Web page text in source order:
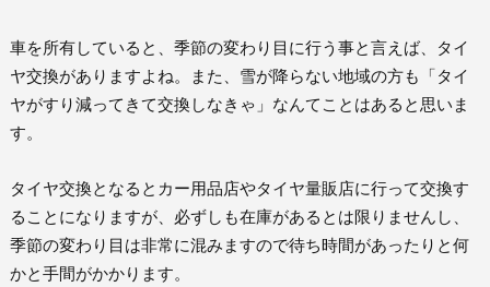
車を所有していると、季節の変わり目に行う事と言えば、タイ
ヤ交換がありますよね。また、雪が降らない地域の方も「タイ
ヤがすり減ってきて交換しなきゃ」なんてことはあると思いま
す。
タイヤ交換となるとカー用品店やタイヤ量販店に行って交換す
ることになりますが、必ずしも在庫があるとは限りませんし、
季節の変わり目は非常に混みますので待ち時間があったりと何
かと手間がかかります。